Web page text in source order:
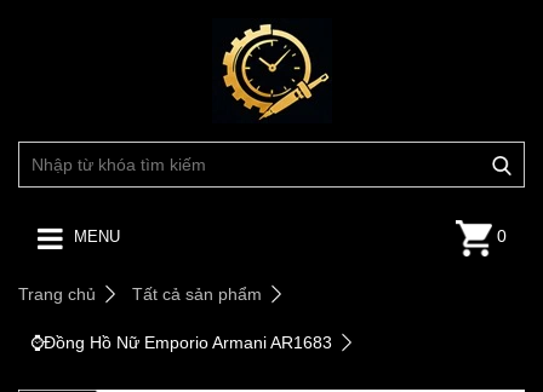
MENU 0
Trang chủ Tất cả sản phẩm
⌚️Đồng Hồ Nữ Emporio Armani AR1683